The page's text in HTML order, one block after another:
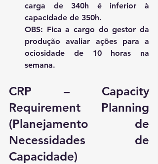
carga de 340h é inferior à
capacidade de 350h.
OBS: Fica a cargo do gestor da
produção avaliar ações para a
ociosidade de 10 horas na
semana.
CRP – Capacity
Requirement Planning
(Planejamento de
Necessidades de
Capacidade)